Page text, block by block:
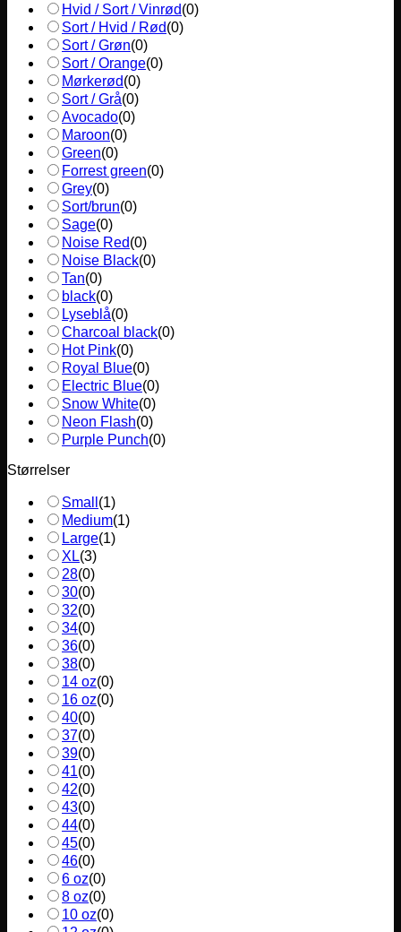
Hvid / Sort / Vinrød(0)
Sort / Hvid / Rød(0)
Sort / Grøn(0)
Sort / Orange(0)
Mørkerød(0)
Sort / Grå(0)
Avocado(0)
Maroon(0)
Green(0)
Forrest green(0)
Grey(0)
Sort/brun(0)
Sage(0)
Noise Red(0)
Noise Black(0)
Tan(0)
black(0)
Lyseblå(0)
Charcoal black(0)
Hot Pink(0)
Royal Blue(0)
Electric Blue(0)
Snow White(0)
Neon Flash(0)
Purple Punch(0)
Størrelser
Small (1)
Medium(1)
Large(1)
XL(3)
28(0)
30(0)
32(0)
34(0)
36(0)
38(0)
14 oz(0)
16 oz(0)
40(0)
37(0)
39(0)
41(0)
42(0)
43(0)
44(0)
45(0)
46(0)
6 oz(0)
8 oz(0)
10 oz(0)